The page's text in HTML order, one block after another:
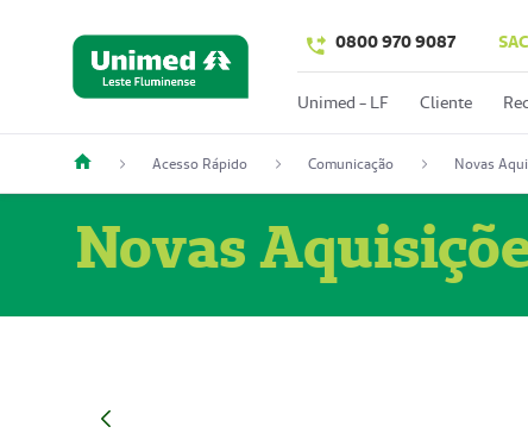
0800 970 9087 SAC
Unimed - LF Cliente
Acesso Rápido Comunicação Novas
Novas